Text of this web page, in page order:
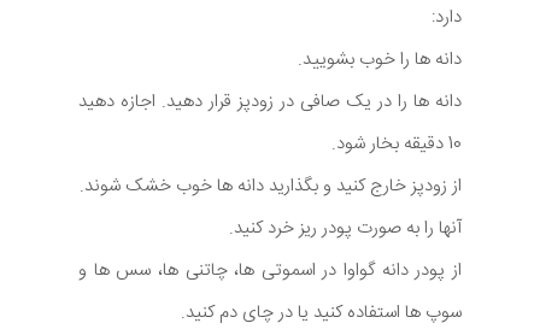
دارد:
دانه ها را خوب بشویید.
دانه ها را در یک صافی در زودپز قرار دهید. اجازه دهید
10 دقیقه بخار شود.
از زودپز خارج کنید و بگذارید دانه ها خوب خشک شوند.
آنها را به صورت پودر ریز خرد کنید.
از پودر دانه گواوا در اسموتی ها، چاتنی ها، سس ها و
سوپ ها استفاده کنید یا در چای دم کنید.